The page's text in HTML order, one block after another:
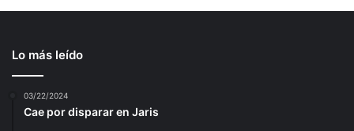
Lo más leído
03/22/2024
Cae por disparar en Jaris